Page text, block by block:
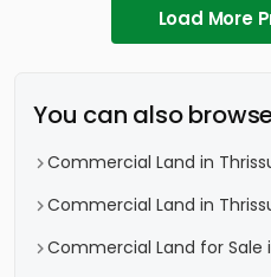
Load More
You can also
Commercial Land in
Commercial Land in
Commercial Land for Sale